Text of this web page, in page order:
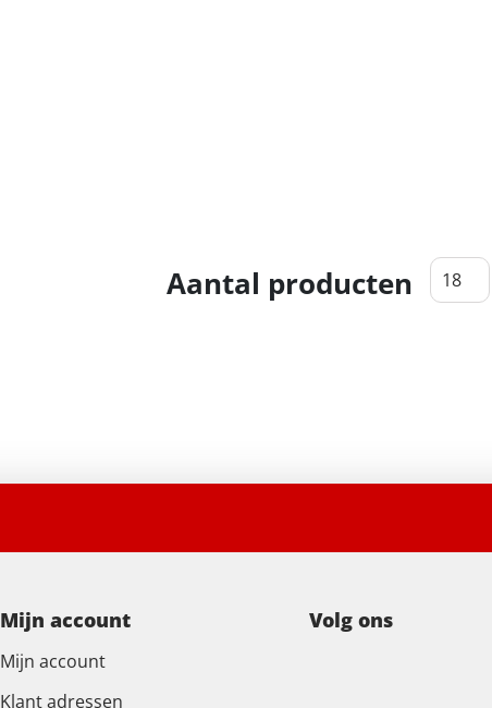
Aantal producten
Mijn account
Mijn account
Klant adressen
Volg ons